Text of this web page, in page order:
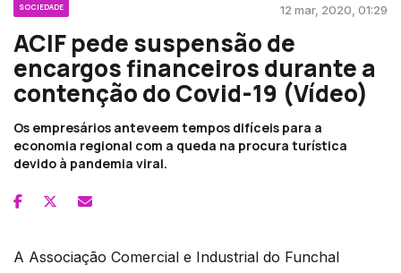
SOCIEDADE 12 mar, 2020, 01:29
ACIF pede suspensão de
encargos financeiros durante a
contenção do Covid-19 (Vídeo)
Os empresários anteveem tempos difíceis para a
economia regional com a queda na procura turística
devido à pandemia viral.
A Associação Comercial e Industrial do Funchal